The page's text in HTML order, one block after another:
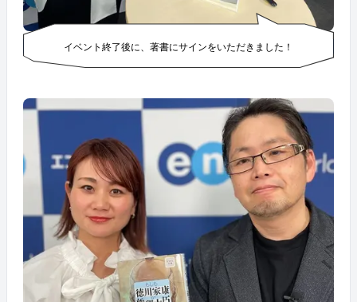
イベント終了後に、著書にサインをいただきました！